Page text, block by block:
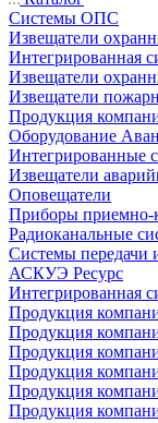
Системы ОПС
Извещатели
Интегрированная
Извещатели
Извещатели
Продукция
Оборудование
Интегрированные
Извещатели
Оповещатели
Приборы приемно-
Радиоканальные
Системы передачи
АСКУЭ Ресурс
Интегрированная
Продукция
Продукция
Продукция
Продукция
Продукция
Продукция